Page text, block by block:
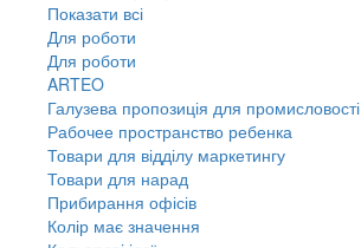
Показати всі
Для роботи
Для роботи
ARTEO
Галузева пропозиція для промисловості
Рабочее пространство ребенка
Товари для відділу маркетингу
Товари для нарад
Прибирання офісів
Колір має значення